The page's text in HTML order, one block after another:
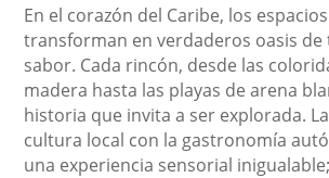
En el corazón del Caribe, los
transforman en verdaderos oasis
sabor. Cada rincón, desde las
madera hasta las playas de arena
historia que invita a ser explorada.
cultura local con la gastronomía
una experiencia sensorial